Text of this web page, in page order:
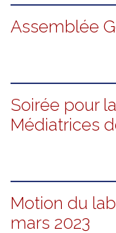
Assemblée
Soirée pour
Médiatrices
Motion du
mars 2023